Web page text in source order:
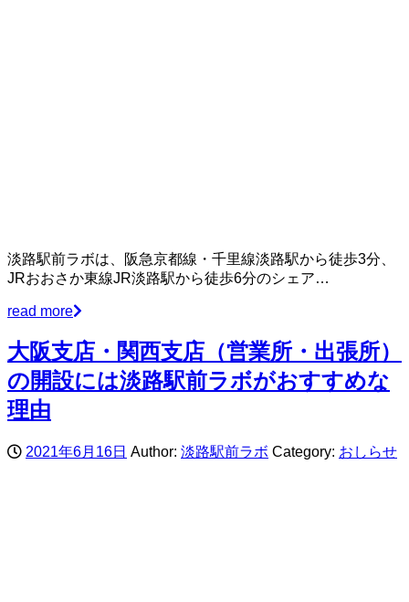
淡路駅前ラボは、阪急京都線・千里線淡路駅から徒歩3分、
JRおおさか東線JR淡路駅から徒歩6分のシェア…
read more
大阪支店・関西支店（営業所・出張所）
の開設には淡路駅前ラボがおすすめな
理由
2021年6月16日 Author: 淡路駅前ラボ Category: おしらせ